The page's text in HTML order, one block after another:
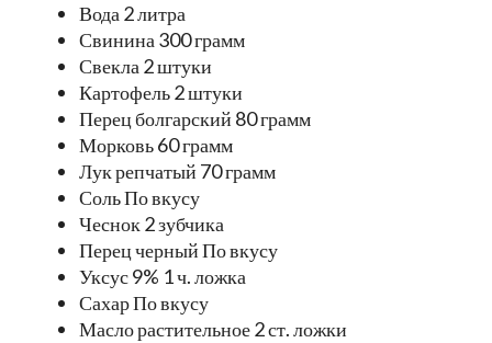
Вода 2 литра
Свинина 300 грамм
Свекла 2 штуки
Картофель 2 штуки
Перец болгарский 80 грамм
Морковь 60 грамм
Лук репчатый 70 грамм
Соль По вкусу
Чеснок 2 зубчика
Перец черный По вкусу
Уксус 9% 1 ч. ложка
Сахар По вкусу
Масло растительное 2 ст. ложки